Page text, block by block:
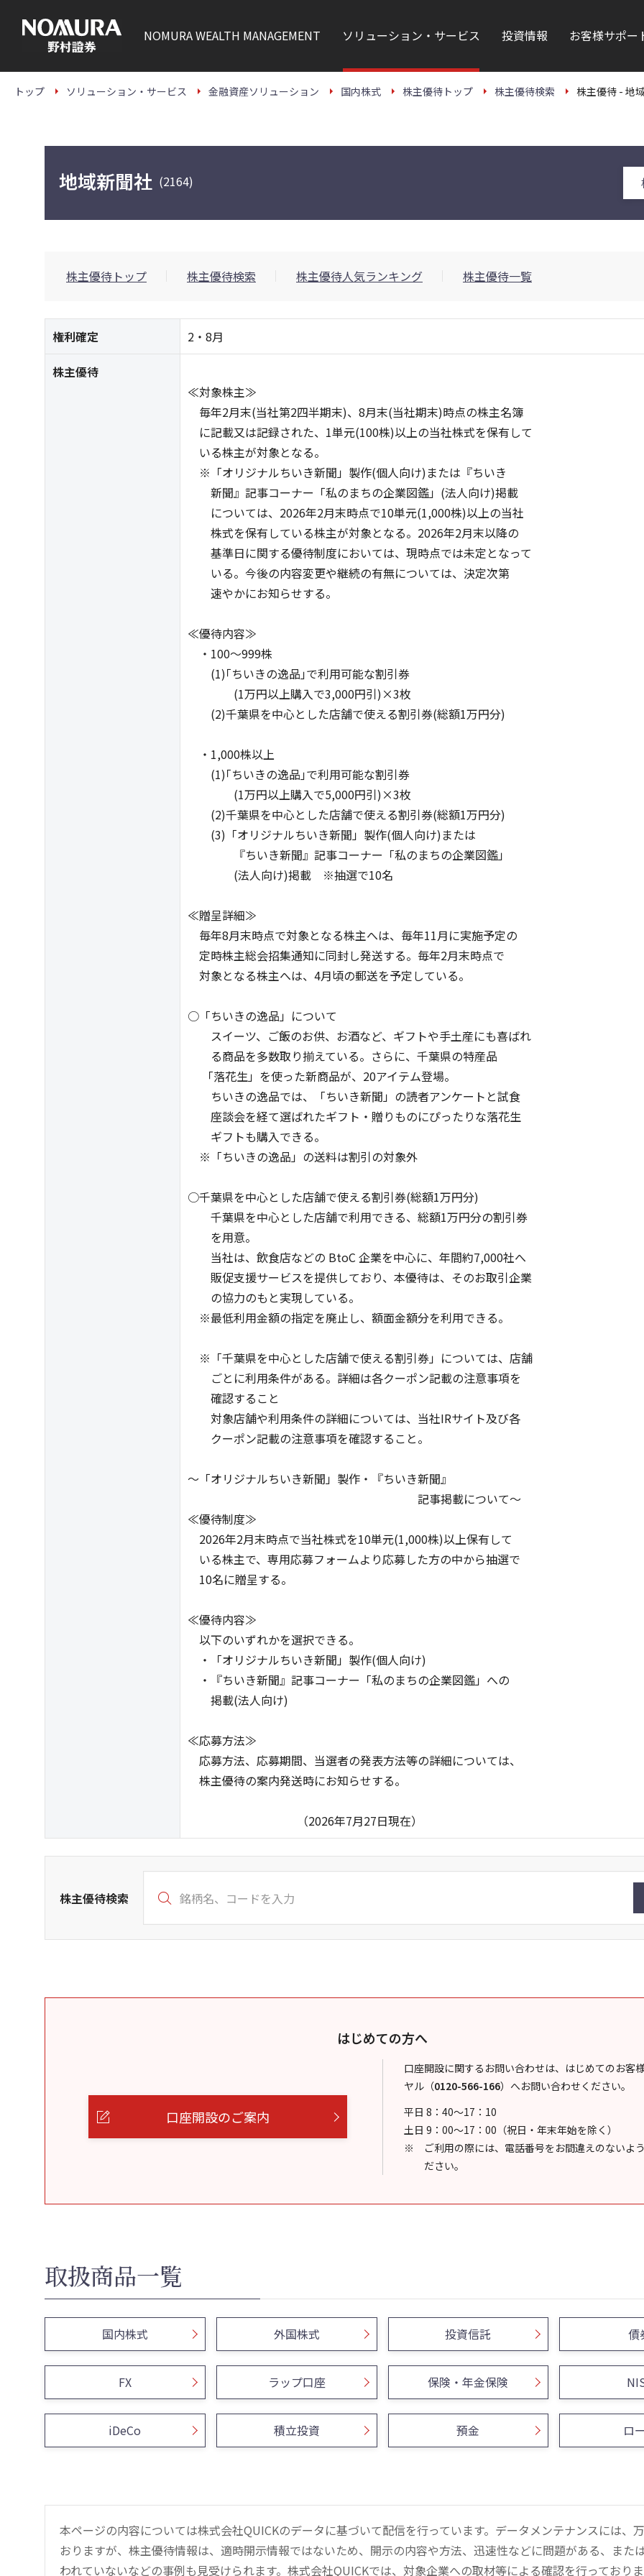
本
NOMURAWEALTH MANAGEMENT ソリューション・サービス 投資情報 お客様サポー
トップ ソリューション・サービス 金融資産ソリューション 国内株式 株主優待トップ 株主優待検索 株主優待 - 地
地域新聞社 (2164)
株主優待トップ 株主優待検索 株主優待人気ランキング 株主優待一覧
権利確定 2・8月
株主優待
≪対象株主≫
毎年2月末(当社第2四半期末)、8月末(当社期末)時点の株主名簿
に記載又は記録された、1単元(100株)以上の当社株式を保有して
いる株主が対象となる。
※「オリジナルちいき新聞」製作(個人向け)または『ちいき
新聞』記事コーナー「私のまちの企業図鑑」(法人向け)掲載
については、2026年2月末時点で10単元(1,000株)以上の当社
株式を保有している株主が対象となる。2026年2月末以降の
基準日に関する優待制度においては、現時点では未定となって
いる。今後の内容変更や継続の有無については、決定次第
速やかにお知らせする。
≪優待内容≫
・100～999株
(1)｢ちいきの逸品｣で利用可能な割引券
(1万円以上購入で3,000円引)×3枚
(2)千葉県を中心とした店舗で使える割引券(総額1万円分)
・1,000株以上
(1)｢ちいきの逸品｣で利用可能な割引券
(1万円以上購入で5,000円引)×3枚
(2)千葉県を中心とした店舗で使える割引券(総額1万円分)
(3)「オリジナルちいき新聞」製作(個人向け)または
『ちいき新聞』記事コーナー「私のまちの企業図鑑」
(法人向け)掲載 ※抽選で10名
≪贈呈詳細≫
毎年8月末時点で対象となる株主へは、毎年11月に実施予定の
定時株主総会招集通知に同封し発送する。毎年2月末時点で
対象となる株主へは、4月頃の郵送を予定している。
○「ちいきの逸品」について
スイーツ、ご飯のお供、お酒など、ギフトや手土産にも喜ばれ
る商品を多数取り揃えている。さらに、千葉県の特産品
「落花生」を使った新商品が、20アイテム登場。
ちいきの逸品では、「ちいき新聞」の読者アンケートと試食
座談会を経て選ばれたギフト・贈りものにぴったりな落花生
ギフトも購入できる。
※「ちいきの逸品」の送料は割引の対象外
○千葉県を中心とした店舗で使える割引券(総額1万円分)
千葉県を中心とした店舗で利用できる、総額1万円分の割引券
を用意。
当社は、飲食店などの BtoC 企業を中心に、年間約7,000社へ
販促支援サービスを提供しており、本優待は、そのお取引企業
の協力のもと実現している。
※最低利用金額の指定を廃止し、額面金額分を利用できる。
※「千葉県を中心とした店舗で使える割引券」については、店舗
ごとに利用条件がある。詳細は各クーポン記載の注意事項を
確認すること
対象店舗や利用条件の詳細については、当社IRサイト及び各
クーポン記載の注意事項を確認すること。
～「オリジナルちいき新聞」製作・『ちいき新聞』
記事掲載について～
≪優待制度≫
2026年2月末時点で当社株式を10単元(1,000株)以上保有して
いる株主で、専用応募フォームより応募した方の中から抽選で
10名に贈呈する。
≪優待内容≫
以下のいずれかを選択できる。
・「オリジナルちいき新聞」製作(個人向け)
・『ちいき新聞』記事コーナー「私のまちの企業図鑑」への
掲載(法人向け)
≪応募方法≫
応募方法、応募期間、当選者の発表方法等の詳細については、
株主優待の案内発送時にお知らせする。
（2026年7月27日現在）
株主優待検索
はじめての方へ
口座開設のご案内
口座開設に関するお問い合わせは、はじめてのお客
ヤル （0120-566-166） へお問い合わせください。
平日 8：40～17：10
土日 9：00～17：00（祝日・年末年始を除く）
ご利用の際には、電話番号をお間違えのないよ
ださい。
取扱商品一覧
国内株式 外国株式 投資信託 債
FX ラップ口座 保険・年金保険
iDeCo 積立投資 預金 ロ
本ページの内容については株式会社QUICKのデータに基づいて配信を行っています。データメンテナンスには、
おりますが、株主優待情報は、適時開示情報ではないため、開示の内容や方法、迅速性などに問題がある、また
われていないなどの事例も見受けられます。株式会社QUICKでは、対象企業への取材等による確認を行っており